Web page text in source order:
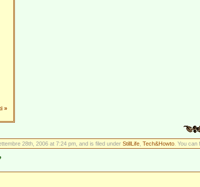
»
28th, 2006 at 7:24 pm, and is filed under StillLife, Tech&Howto. You can